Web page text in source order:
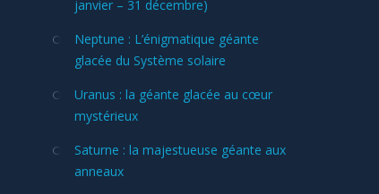
janvier – 31 décembre)
Neptune : L’énigmatique géante
glacée du Système solaire
Uranus : la géante glacée au cœur
mystérieux
Saturne : la majestueuse géante aux
anneaux